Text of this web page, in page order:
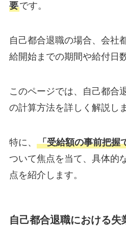
要です。
自己都合退職の場合、会社
給開始までの期間や給付日
このページでは、自己都合
の計算方法を詳しく解説しま
特に、 「受給額の事前把握
ついて焦点を当て、具体的
点を紹介します。
自己都合退職における失